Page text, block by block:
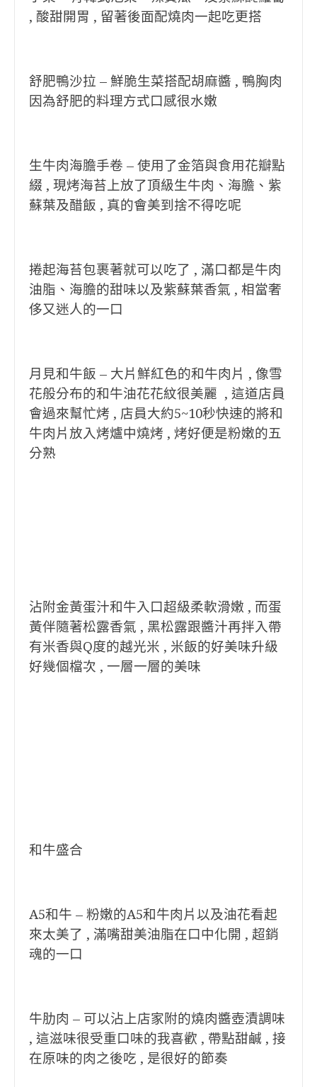
, 酸甜開胃 , 留著後面配燒肉一起吃更搭
舒肥鴨沙拉 – 鮮脆生菜搭配胡麻醬 , 鴨胸肉
因為舒肥的料理方式口感很水嫩
生牛肉海膽手卷 – 使用了金箔與食用花瓣點
綴 , 現烤海苔上放了頂級生牛肉、海膽、紫
蘇葉及醋飯 , 真的會美到捨不得吃呢
捲起海苔包裹著就可以吃了 , 滿口都是牛肉
油脂、海膽的甜味以及紫蘇葉香氣 , 相當奢
侈又迷人的一口
月見和牛飯 – 大片鮮紅色的和牛肉片 , 像雪
花般分布的和牛油花花紋很美麗 , 這道店員
會過來幫忙烤 , 店員大約5~10秒快速的將和
牛肉片放入烤爐中燒烤 , 烤好便是粉嫩的五
分熟
沾附金黃蛋汁和牛入口超級柔軟滑嫩 , 而蛋
黃伴隨著松露香氣 , 黑松露跟醬汁再拌入帶
有米香與Q度的越光米 , 米飯的好美味升級
好幾個檔次 , 一層一層的美味
和牛盛合
A5和牛 – 粉嫩的A5和牛肉片以及油花看起
來太美了 , 滿嘴甜美油脂在口中化開 , 超銷
魂的一口
牛肋肉 – 可以沾上店家附的燒肉醬壺漬調味
, 這滋味很受重口味的我喜歡 , 帶點甜鹹 , 接
在原味的肉之後吃 , 是很好的節奏